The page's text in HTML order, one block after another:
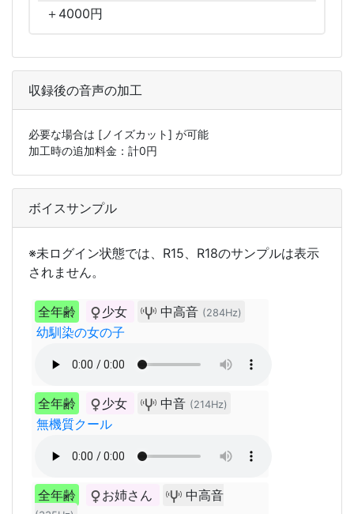
＋ 4000円
収録後の音声の加工
必要な場合は [ノイズカット] が可能
加工時の追加料金：計0円
ボイスサンプル
※未ログイン状態では、R15、R18のサンプルは表示
されません。
全年齢 少女 中高音 (284Hz)
幼馴染の女の子
全年齢 少女 中音 (214Hz)
無機質クール
全年齢 お姉さん 中高音